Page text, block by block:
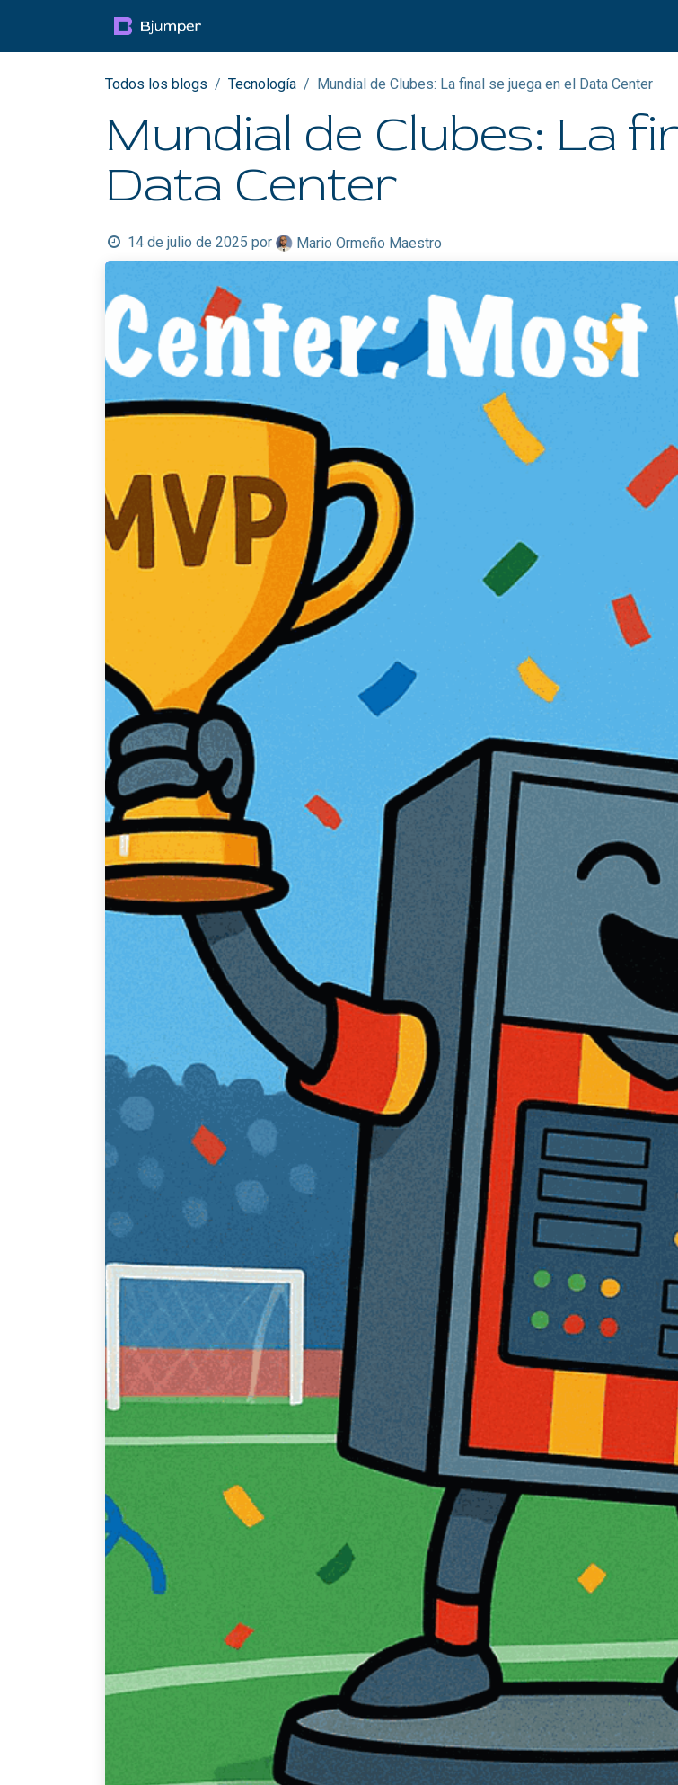
Todos los blogs Tecnología Mundial de Clubes: La final se juega en el Data Center
Mundial de Clubes: La
Data Center
14 de julio de 2025 por Mario Ormeño Maestro